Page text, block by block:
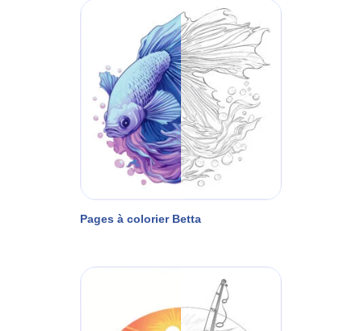
Pages à colorier Betta